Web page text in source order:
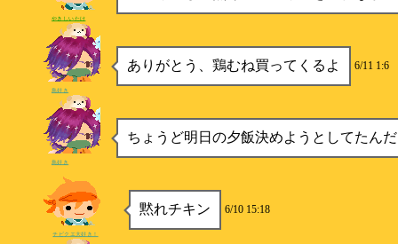
やきしいたけ
ありがとう、鶏むね買ってくるよ 6/11 1:6
鳥好き
ちょうど明日の夕飯決めようとしてたんだ
鳥好き
黙れチキン 6/10 15:18
チビクエ大好き！